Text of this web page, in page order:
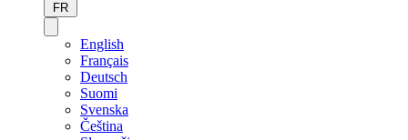
FR
English
Français
Deutsch
Suomi
Svenska
Čeština